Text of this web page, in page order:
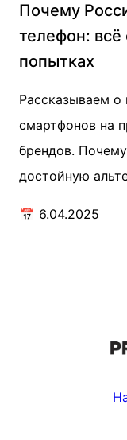
Почему
телефон: всё
попытках
Рассказываем о
смартфонов на
брендов.
достойную
📅 6.04.2025